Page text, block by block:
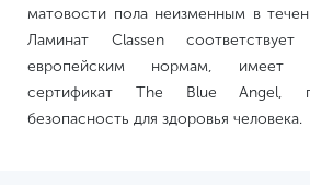
матовости пола неизменным в
Ламинат Classen соответствует
европейским нормам, имеет
сертификат The Blue Angel,
безопасность для здоровья человека.